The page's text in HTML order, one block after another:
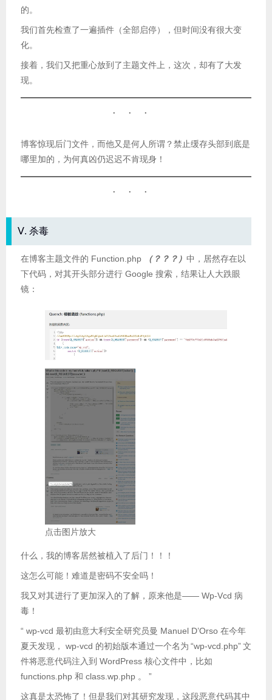
的。
我们首先检查了一遍插件（全部启停），但时间没有很大变
化。
接着，我们又把重心放到了主题文件上，这次，却有了大发
现。
博客惊现后门文件，而他又是何人所谓？禁止缓存头部到底是
哪里加的，为何真凶仍迟迟不肯现身！
Ⅴ. 杀毒
在博客主题文件的 Function.php （？？？） 中，居然存在以
下代码，对其开头部分进行 Google 搜索，结果让人大跌眼
镜：
点击图片放大
什么，我的博客居然被植入了后门！！！
这怎么可能！难道是密码不安全吗！
我又对其进行了更加深入的了解，原来他是—— Wp-Vcd 病
毒！
“ wp-vcd 最初由意大利安全研究员曼 Manuel D’Orso 在今年
夏天发现， wp-vcd 的初始版本通过一个名为 “wp-vcd.php”文
件将恶意代码注入到 WordPress 核心文件中，比如
functions.php 和 class.wp.php 。 ”
这真是太恐怖了！但是我们对其研究发现，这段恶意代码其中